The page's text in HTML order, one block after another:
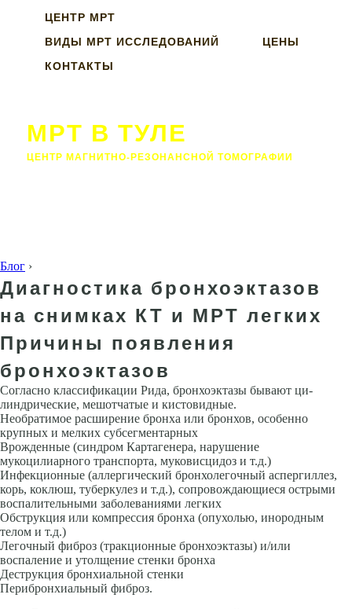
ЦЕНТР МРТ
ВИДЫ МРТ ИССЛЕДОВАНИЙ
ЦЕНЫ
КОНТАКТЫ
МРТ В ТУЛЕ
ЦЕНТР МАГНИТНО-РЕЗОНАНСНОЙ ТОМОГРАФИИ
Блог ›
Диагностика бронхоэктазов
на снимках КТ и МРТ легких
Причины появления
бронхоэктазов
Согласно классификации Рида, бронхоэктазы бывают ци­
линдрические, мешотчатые и кистовидные.
Необратимое расширение бронха или бронхов, особенно
крупных и мелких субсегментарных
Врожденные (синдром Картагенера, нарушение
мукоцилиарного тран­спорта, муковисцидоз и т.д.)
Инфекционные (аллергический бронхоле­гочный аспергиллез,
корь, коклюш, туберкулез и т.д.), сопровождающиеся острыми
воспалительными заболеваниями легких
Обструкция или компрессия бронха (опухолью, инородным
телом и т.д.)
Легочный фи­броз (тракционные бронхоэктазы) и/или
воспаление и утолщение стенки бронха
Деструкция бронхиальной стенки
Перибронхиальный фиброз.